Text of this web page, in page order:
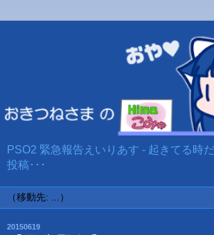
PSO2 緊急報告えいりあす - 起きてる時
投稿･･･
20150619